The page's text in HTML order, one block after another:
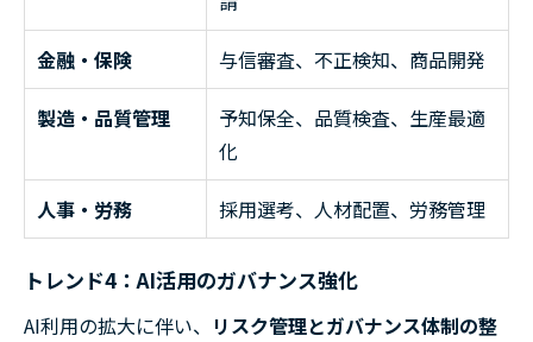
金融・保険 与信審査、不正検知、商品開発
製造・品質管理
予知保全、品質検査、生産最適
化
人事・労務 採用選考、人材配置、労務管理
トレンド4：AI活用のガバナンス強化
AI利用の拡大に伴い、 リスク管理とガバナンス体制の整